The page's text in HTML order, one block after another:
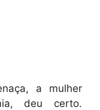
a mulher
deu certo.